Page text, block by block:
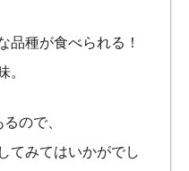
品種が食べられる！
。
ので、
てみてはいかがでし